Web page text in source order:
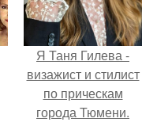
Я Таня Гилева -
визажист и стилист
по прическам
города Тюмени.